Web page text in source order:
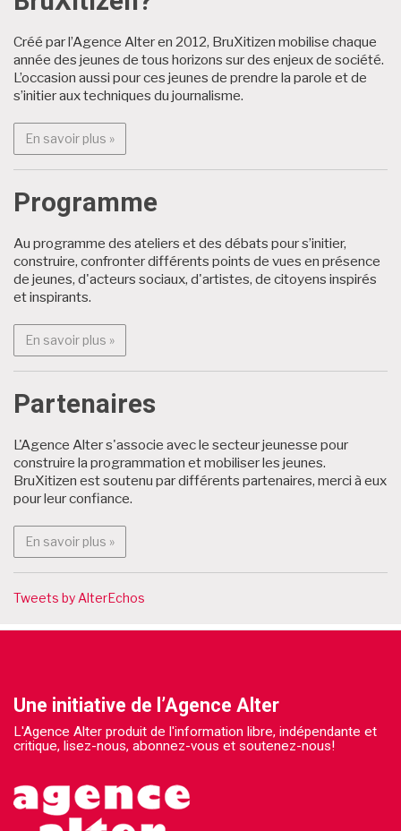
Créé par l’Agence Alter en 2012, BruXitizen mobilise chaque
année des jeunes de tous horizons sur des enjeux de société.
L’occasion aussi pour ces jeunes de prendre la parole et de
s’initier aux techniques du journalisme.
En savoir plus »En savoir plus : BruXitizen?
Programme
Au programme des ateliers et des débats pour s’initier,
construire, confronter différents points de vues en présence
de jeunes, d'acteurs sociaux, d'artistes, de citoyens inspirés
et inspirants.
En savoir plus »En savoir plus : Programme
Partenaires
L'Agence Alter s'associe avec le secteur jeunesse pour
construire la programmation et mobiliser les jeunes.
BruXitizen est soutenu par différents partenaires, merci à eux
pour leur confiance.
En savoir plus »En savoir plus : Partenaires
Tweets by AlterEchos
Une initiative de l’Agence Alter
L'Agence Alter produit de l'information libre, indépendante et
critique, lisez-nous, abonnez-vous et soutenez-nous!